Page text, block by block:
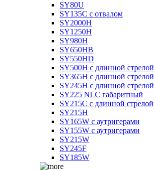
SY80U
SY135C с отвалом
SY2000H
SY1250H
SY980H
SY650HB
SY550HD
SY500H с длинной стрелой
SY365H с длинной стрелой
SY245H с длинной стрелой
SY225 NLC габаритный
SY215C с длинной стрелой
SY215H
SY165W с аутригерами
SY155W с аутригерами
SY215W
SY245F
SY185W